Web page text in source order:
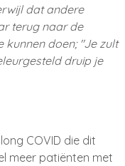
dat andere
terug naar de
kunnen doen; "Je zult
druip je
COVID die dit
meer patiënten met